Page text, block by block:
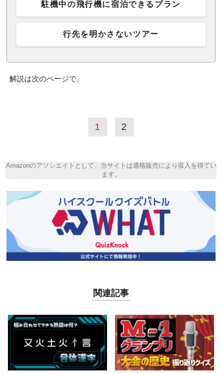
駐機中の飛行機に宿泊できるプラン
行先を明かさないツアー
解説は次のページで。
1 2
Amazonのアソシエイトとして、当サイトは適格販売により収入を得てい
ます。
関連記事